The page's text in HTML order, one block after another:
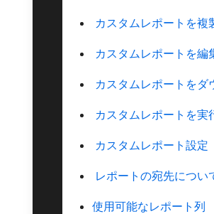
カスタムレポートを複
カスタムレポートを編
カスタムレポートをダ
カスタムレポートを実
​ カスタムレポート設定
レポートの宛先につい
使用可能なレポート列